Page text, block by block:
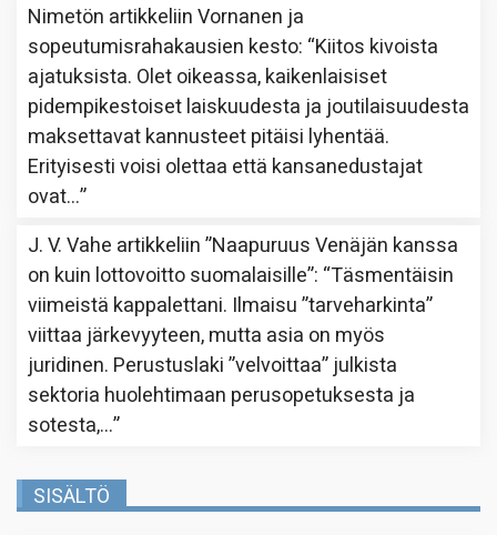
Nimetön artikkeliinVornanen ja
sopeutumisrahakausien kesto: “Kiitos kivoista
ajatuksista. Olet oikeassa, kaikenlaisiset
pidempikestoiset laiskuudesta ja joutilaisuudesta
maksettavat kannusteet pitäisi lyhentää.
Erityisesti voisi olettaa että kansanedustajat
ovat…”
J. V. Vahe artikkeliin”Naapuruus Venäjän kanssa
on kuin lottovoitto suomalaisille”: “Täsmentäisin
viimeistä kappalettani. Ilmaisu ”tarveharkinta”
viittaa järkevyyteen, mutta asia on myös
juridinen. Perustuslaki ”velvoittaa” julkista
sektoria huolehtimaan perusopetuksesta ja
sotesta,…”
SISÄLTÖ